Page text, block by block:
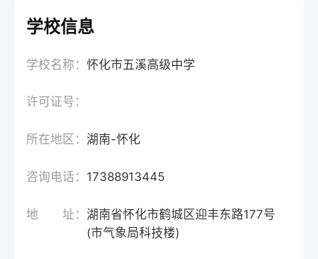
学校信息
学校名称：怀化市五溪高级中学
许可证号：
所在地区：湖南-怀化
咨询电话： 17388913445
地 址：湖南省怀化市鹤城区迎丰东路177号
(市气象局科技楼)